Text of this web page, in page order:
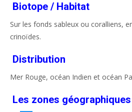
Biotope / Habitat
Sur les fonds sableux ou coralliens,
crinoïdes.
Distribution
Mer Rouge, océan Indien et océan
Les zones